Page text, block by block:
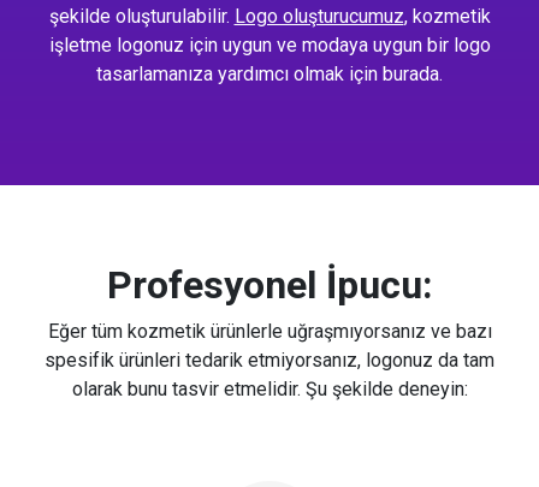
şekilde oluşturulabilir. Logo oluşturucumuz, kozmetik
işletme logonuz için uygun ve modaya uygun bir logo
tasarlamanıza yardımcı olmak için burada.
Profesyonel İpucu:
Eğer tüm kozmetik ürünlerle uğraşmıyorsanız ve bazı
spesifik ürünleri tedarik etmiyorsanız, logonuz da tam
olarak bunu tasvir etmelidir. Şu şekilde deneyin: